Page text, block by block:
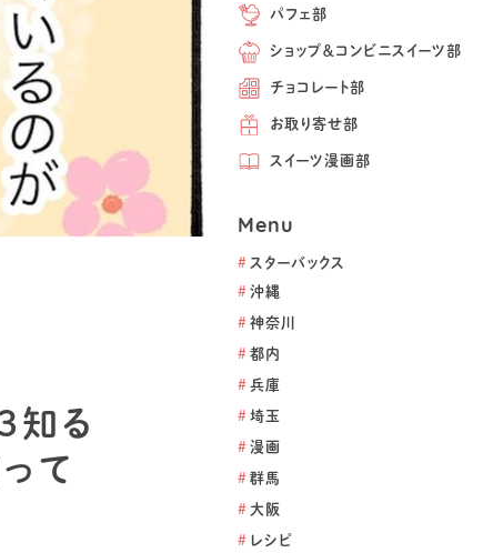
パフェ部
ショップ＆コンビニスイーツ部
チョコレート部
お取り寄せ部
スイーツ漫画部
Menu
# スターバックス
# 沖縄
# 神奈川
# 都内
# 兵庫
# 埼玉
# 漫画
# 群馬
# 大阪
# レシピ
知る
て